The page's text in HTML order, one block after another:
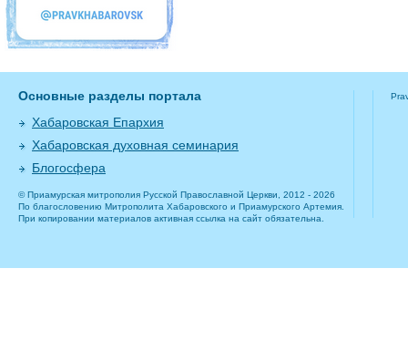
Основные разделы портала
Хабаровская Епархия
Хабаровская духовная семинария
Блогосфера
© Приамурская митрополия Русской Православной Церкви, 2012 - 2026
По благословению Митрополита Хабаровского и Приамурского Артемия.
При копировании материалов активная ссылка на сайт обязательна.